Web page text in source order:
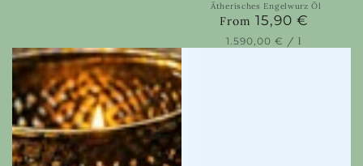
Ätherisches Engelwurz Öl
Regular
price
From 15,90 €
Unit
1.590,00 € / per
l